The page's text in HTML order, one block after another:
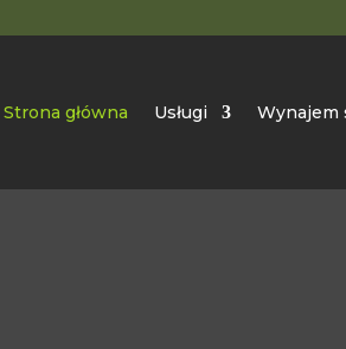
Strona główna Usługi Wynajem